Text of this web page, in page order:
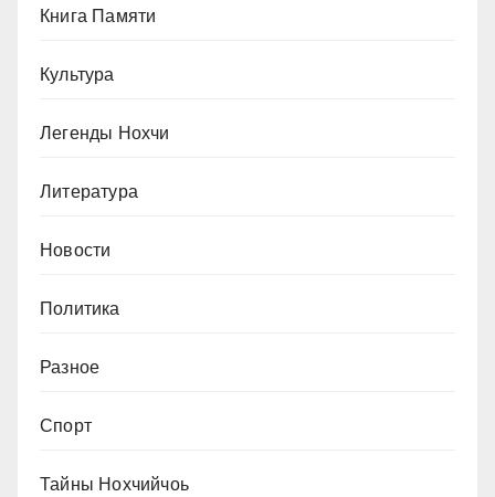
Книга Памяти
Культура
Легенды Нохчи
Литература
Новости
Политика
Разное
Спорт
Тайны Нохчийчоь